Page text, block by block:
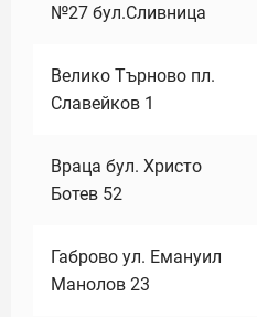
№27 бул.Сливница
Велико Търново пл.
Славейков 1
Враца бул. Христо
Ботев 52
Габрово ул. Емануил
Манолов 23